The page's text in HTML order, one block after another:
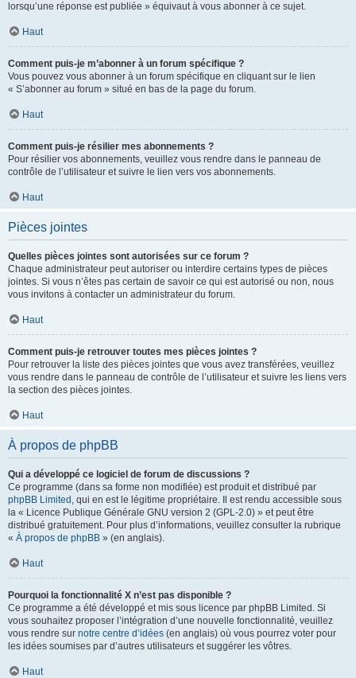
lorsqu’une réponse est publiée » équivaut à vous abonner à ce sujet.
Haut
Comment puis-je m’abonner à un forum spécifique ?
Vous pouvez vous abonner à un forum spécifique en cliquant sur le lien
« S’abonner au forum » situé en bas de la page du forum.
Haut
Comment puis-je résilier mes abonnements ?
Pour résilier vos abonnements, veuillez vous rendre dans le panneau de
contrôle de l’utilisateur et suivre le lien vers vos abonnements.
Haut
Pièces jointes
Quelles pièces jointes sont autorisées sur ce forum ?
Chaque administrateur peut autoriser ou interdire certains types de pièces
jointes. Si vous n’êtes pas certain de savoir ce qui est autorisé ou non, nous
vous invitons à contacter un administrateur du forum.
Haut
Comment puis-je retrouver toutes mes pièces jointes ?
Pour retrouver la liste des pièces jointes que vous avez transférées, veuillez
vous rendre dans le panneau de contrôle de l’utilisateur et suivre les liens vers
la section des pièces jointes.
Haut
À propos de phpBB
Qui a développé ce logiciel de forum de discussions ?
Ce programme (dans sa forme non modifiée) est produit et distribué par
phpBB Limited , qui en est le légitime propriétaire. Il est rendu accessible sous
la « Licence Publique Générale GNU version 2 (GPL-2.0) » et peut être
distribué gratuitement. Pour plus d’informations, veuillez consulter la rubrique
« À propos de phpBB » (en anglais).
Haut
Pourquoi la fonctionnalité X n’est pas disponible ?
Ce programme a été développé et mis sous licence par phpBB Limited. Si
vous souhaitez proposer l’intégration d’une nouvelle fonctionnalité, veuillez
vous rendre sur notre centre d’idées (en anglais) où vous pourrez voter pour
les idées soumises par d’autres utilisateurs et suggérer les vôtres.
Haut